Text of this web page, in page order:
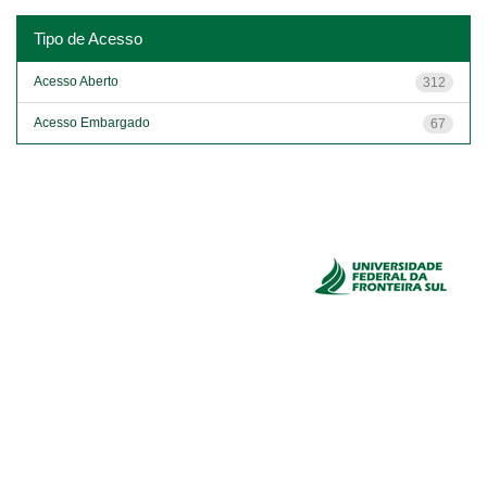
Tipo de Acesso
312
Acesso Aberto
67
Acesso Embargado